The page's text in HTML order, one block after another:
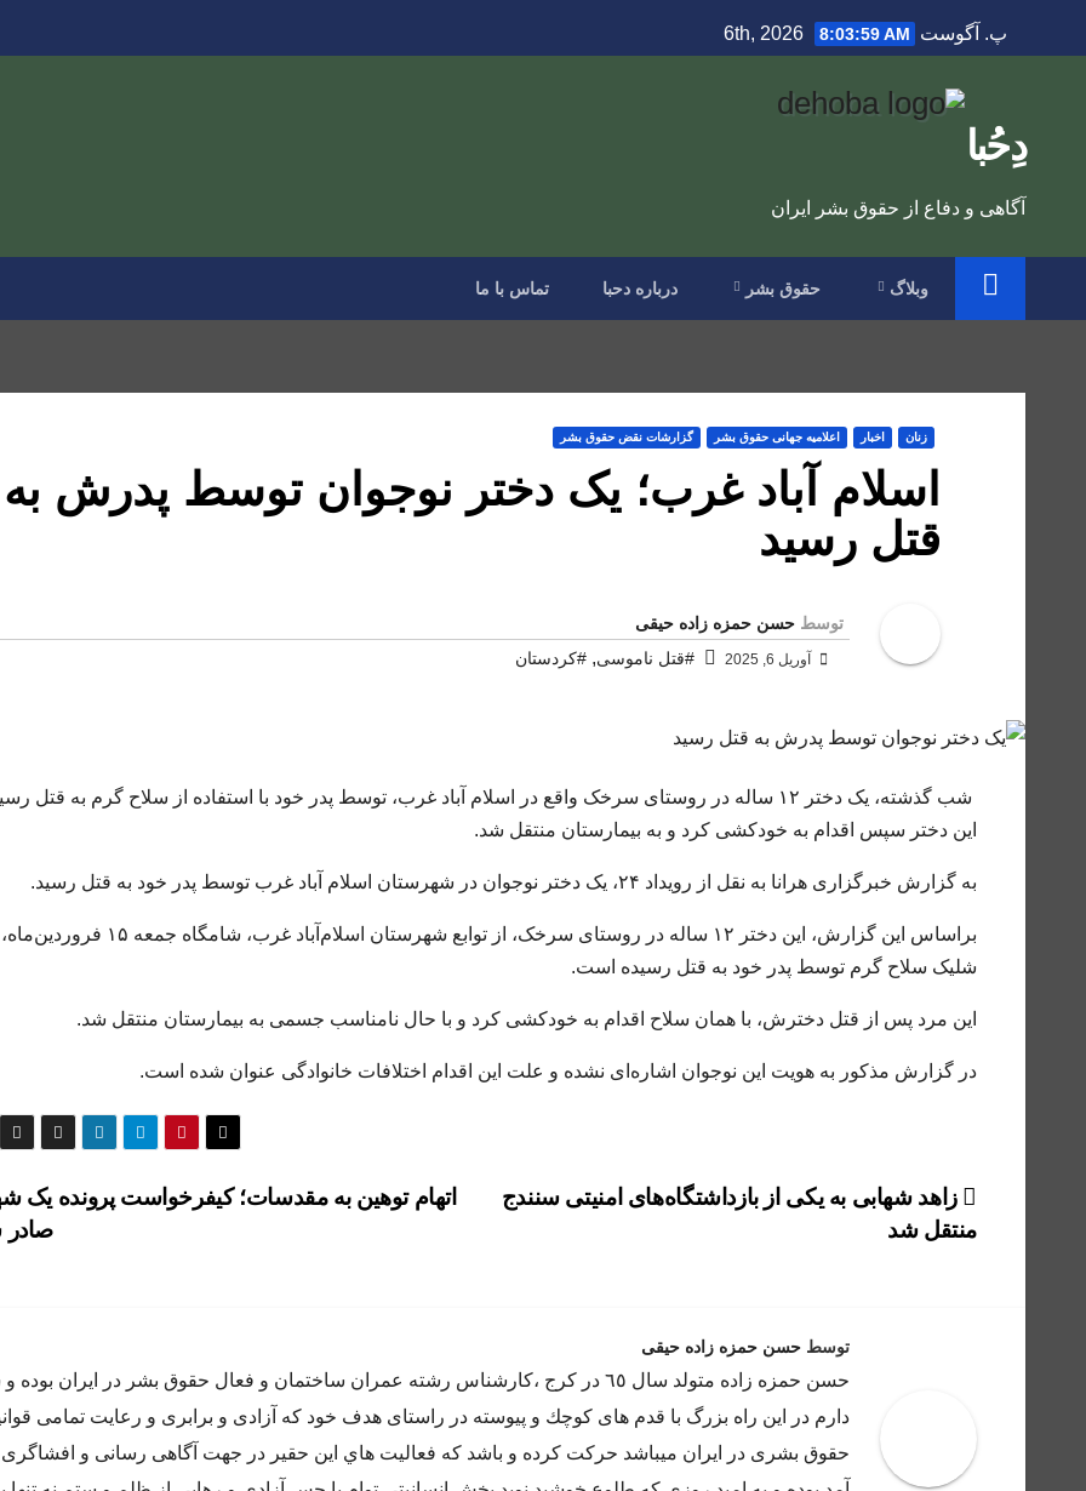
to
پ. آگوست 6th, 2026 8:04:00 AM
دِحُبا
آگاهی و دفاع از حقوق بشر ایران
وبلاگ حقوق بشر درباره دحبا تماس با ما
زنان اخبار اعلاميه جهانی حقوق بشر گزارشات نقض حقوق بشر
اسلام آباد غرب؛ یک دختر نوجوان توسط پدرش به
قتل رسید
توسط حسن حمزه زاده حیقی
آوریل 6, 2025 #قتل ناموسی, #کردستان
شب گذشته، یک دختر ۱۲ ساله در روستای سرخک واقع در اسلام آباد غرب، توسط پدر خود با استفاده از سلاح گرم به قتل
این دختر سپس اقدام به خودکشی کرد و به بیمارستان منتقل شد.
به گزارش خبرگزاری هرانا به نقل از رویداد ۲۴، یک دختر نوجوان در شهرستان اسلام آباد غرب توسط پدر خود به قتل رسید.
براساس این گزارش، این دختر ۱۲ ساله در روستای سرخک، از توابع شهرستان اسلام‌آباد غرب، شامگاه جمعه
شلیک سلاح گرم توسط پدر خود به قتل رسیده است.
این مرد پس از قتل دخترش، با همان سلاح اقدام به خودکشی کرد و با حال نامناسب جسمی به بیمارستان منتقل شد.
در گزارش مذکور به هویت این نوجوان اشاره‌ای نشده و علت این اقدام اختلافات خانوادگی عنوان شده است.
راهبری
نوشته
اتهام توهین به مقدسات؛ کیفرخواست پرونده یک
زاهد شهابی به یکی از بازداشتگاه‌های امنیتی سنندج
منتقل شد
توسط حسن حمزه زاده حیقی
حسن حمزه زاده متولد سال ٦٥ در كرج ،كارشناس رشته عمران ساختمان و فعال حقوق بشر در ايران
دارم در اين راه بزرگ با قدم هاى كوچك و پيوسته در راستاى هدف خود كه آزادى و برابرى و رعايت تمامى
حقوق بشرى در ايران ميباشد حركت كرده و باشد كه فعاليت هاي اين حقير در جهت آگاهى رسانى و افشاگرى